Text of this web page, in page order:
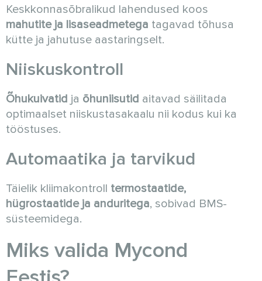
Keskkonnasõbralikud lahendused koos
mahutite ja lisaseadmetega tagavad tõhusa
kütte ja jahutuse aastaringselt.
Niiskuskontroll
Õhukuivatid ja õhuniisutid aitavad säilitada
optimaalset niiskustasakaalu nii kodus kui ka
tööstuses.
Automaatika ja tarvikud
Täielik kliimakontroll termostaatide,
hügrostaatide ja anduritega, sobivad BMS-
süsteemidega.
Miks valida Mycond